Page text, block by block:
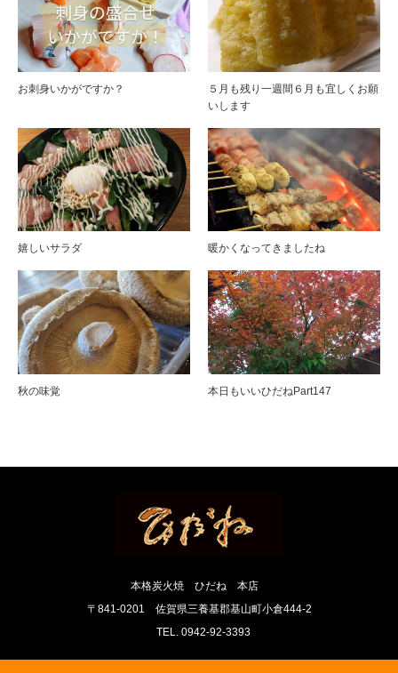
お刺身いかがですか？
５月も残り一週間６月も宜しくお願
いします
嬉しいサラダ 暖かくなってきましたね
秋の味覚 本日もいいひだねPart147
本格炭火焼 ひだね 本店
〒841-0201 佐賀県三養基郡基山町小倉444-2
TEL. 0942-92-3393